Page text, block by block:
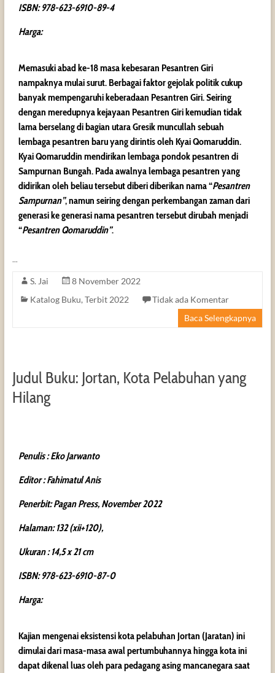
ISBN: 978-623-6910-89-4
Harga:
Memasuki abad ke-18 masa kebesaran Pesantren Giri
nampaknya mulai surut. Berbagai faktor gejolak politik cukup
banyak mempengaruhi keberadaan Pesantren Giri. Seiring
dengan meredupnya kejayaan Pesantren Giri kemudian tidak
lama berselang di bagian utara Gresik muncullah sebuah
lembaga pesantren baru yang dirintis oleh Kyai Qomaruddin.
Kyai Qomaruddin mendirikan lembaga pondok pesantren di
Sampurnan Bungah. Pada awalnya lembaga pesantren yang
didirikan oleh beliau tersebut diberi diberikan nama “Pesantren
Sampurnan”, namun seiring dengan perkembangan zaman dari
generasi ke generasi nama pesantren tersebut dirubah menjadi
“Pesantren Qomaruddin”.
…
S. Jai
8 November 2022
Katalog Buku, Terbit 2022
Tidak ada Komentar
Baca Selengkapnya
Judul Buku: Jortan, Kota Pelabuhan yang
Hilang
Penulis : Eko Jarwanto
Editor : Fahimatul Anis
Penerbit: Pagan Press, November 2022
Halaman: 132 (xii+120),
Ukuran : 14,5 x 21 cm
ISBN: 978-623-6910-87-0
Harga:
Kajian mengenai eksistensi kota pelabuhan Jortan (Jaratan) ini
dimulai dari masa-masa awal pertumbuhannya hingga kota ini
dapat dikenal luas oleh para pedagang asing mancanegara saat